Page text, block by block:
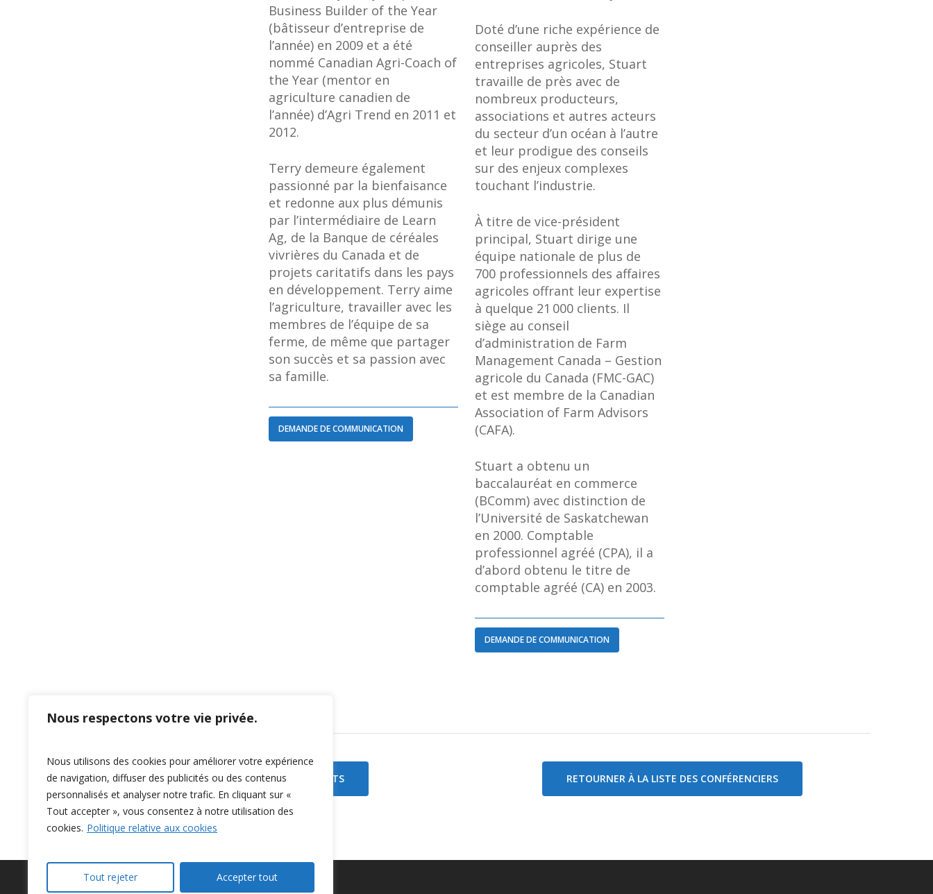
Nous respectons votre vie privée.
Nous utilisons des cookies pour améliorer votre expérience
de navigation, diffuser des publicités ou des contenus
personnalisés et analyser notre trafic. En cliquant sur «
Tout accepter », vous consentez à notre utilisation des
cookies. Politique relative aux cookies
Tout rejeter Accepter tout
Business Builder of the Year
(bâtisseur d’entreprise de
l’année) en 2009 et a été
nommé Canadian Agri-Coach of
the Year (mentor en
agriculture canadien de
l’année) d’Agri Trend en 2011 et
2012.
Terry demeure également
passionné par la bienfaisance
et redonne aux plus démunis
par l’intermédiaire de Learn
Ag, de la Banque de céréales
vivrières du Canada et de
projets caritatifs dans les pays
en développement. Terry aime
l’agriculture, travailler avec les
membres de l’équipe de sa
ferme, de même que partager
son succès et sa passion avec
sa famille.
DEMANDE DE COMMUNICATION
Doté d’une riche expérience de
conseiller auprès des
entreprises agricoles, Stuart
travaille de près avec de
nombreux producteurs,
associations et autres acteurs
du secteur d’un océan à l’autre
et leur prodigue des conseils
sur des enjeux complexes
touchant l’industrie.
À titre de vice-président
principal, Stuart dirige une
équipe nationale de plus de
700 professionnels des affaires
agricoles offrant leur expertise
à quelque 21 000 clients. Il
siège au conseil
d’administration de Farm
Management Canada – Gestion
agricole du Canada (FMC-GAC)
et est membre de la Canadian
Association of Farm Advisors
(CAFA).
Stuart a obtenu un
baccalauréat en commerce
(BComm) avec distinction de
l’Université de Saskatchewan
en 2000. Comptable
professionnel agréé (CPA), il a
d’abord obtenu le titre de
comptable agréé (CA) en 2003.
DEMANDE DE COMMUNICATION
RETOURNER À LA LISTE DES SUJETS RETOURNER À LA LISTE DES CONFÉRENCIERS
Privacy Policy–Confidentialité